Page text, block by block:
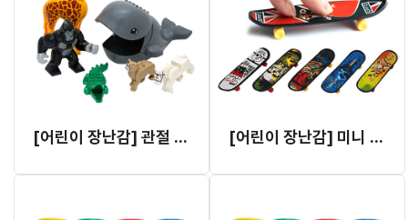
[어린이 장난감] 관절 동물 인형 [어린이 장난감] 미니 보드